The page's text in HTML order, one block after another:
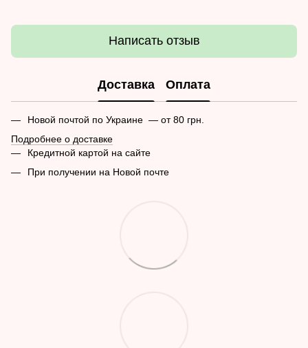
Написать отзыв
Доставка Оплата
Новой почтой по Украине — от 80 грн.
Подробнее о доставке
Кредитной картой на сайте
При получении на Новой почте